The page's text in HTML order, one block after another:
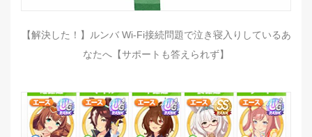
【解決した！】ルンバ Wi-Fi接続問題で泣き寝入りしているあ
なたへ【サポートも答えられず】